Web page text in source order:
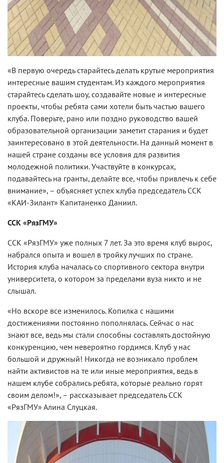
«В первую очередь старайтесь делать крутые мероприятия
интересные вашим студентам. Из каждого мероприятия
старайтесь сделать шоу, создавайте новые и интересные
проекты, чтобы ребята сами хотели быть частью вашего
клуба. Поверьте, рано или поздно руководство вашей
образовательной организации заметит старания и будет
заинтересовано в этой деятельности. На данный момент в
нашей стране созданы все условия для развития
молодежной политики. Участвуйте в конкурсах,
подавайтесь на гранты, делайте все, чтобы привлечь к себе
внимание», – объясняет успех клуба председатель ССК
«КАИ-Зилант» Капитаненко Даниил.
ССК «РязГМУ»
ССК «РязГМУ» уже полных 7 лет. За это время клуб вырос,
набрался опыта и вошел в тройку лучших по стране.
История клуба началась со спортивного сектора внутри
университета, о котором за пределами вуза никто и не
слышал.
«Но вскоре все изменилось. Копилка с нашими
достижениями постоянно пополнялась. Сейчас о нас
знают все, ведь мы стали способны составлять достойную
конкуренцию, чем невероятно гордимся. Клуб у нас
большой и дружный! Никогда не возникало проблем
найти активистов на те или иные мероприятия, ведь в
нашем клубе собрались ребята, которые реально горят
своим делом!», – рассказывает председатель ССК
«РязГМУ» Алина Слуцкая.